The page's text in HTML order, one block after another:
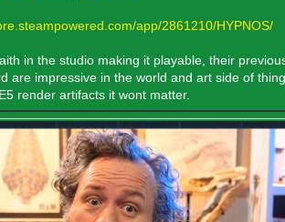
app/2861210/HYPNOS/
in the studio making it playable, their
are impressive in the world and art side of
render artifacts it wont matter.